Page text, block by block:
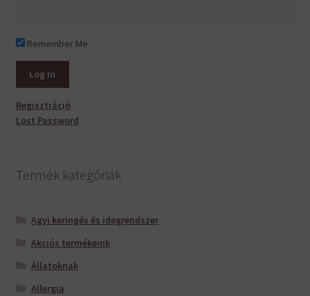
Remember Me
Regisztráció
Lost Password
Termék kategóriák
Agyi keringés és idegrendszer
Akciós termékeink
Állatoknak
Allergia